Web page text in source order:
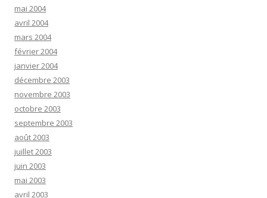
mai 2004
avril 2004
mars 2004
février 2004
janvier 2004
décembre 2003
novembre 2003
octobre 2003
septembre 2003
août 2003
juillet 2003
juin 2003
mai 2003
avril 2003